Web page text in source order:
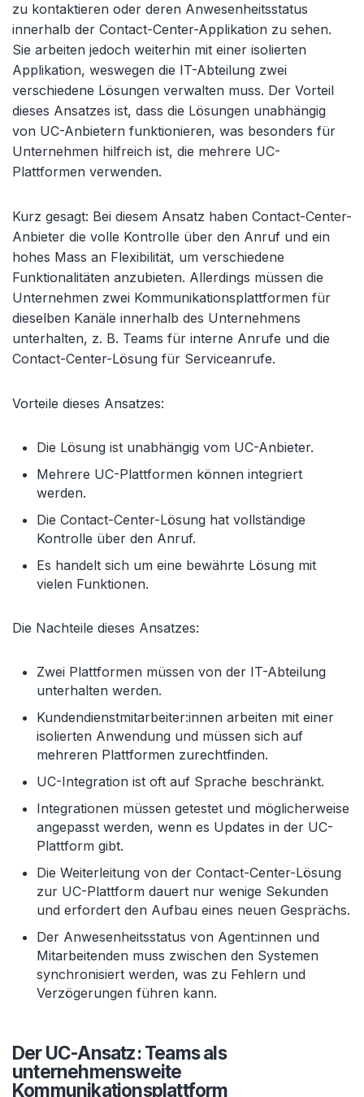
zu kontaktieren oder deren Anwesenheitsstatus
innerhalb der Contact-Center-Applikation zu sehen.
Sie arbeiten jedoch weiterhin mit einer isolierten
Applikation, weswegen die IT-Abteilung zwei
verschiedene Lösungen verwalten muss. Der Vorteil
dieses Ansatzes ist, dass die Lösungen unabhängig
von UC-Anbietern funktionieren, was besonders für
Unternehmen hilfreich ist, die mehrere UC-
Plattformen verwenden.
Kurz gesagt: Bei diesem Ansatz haben Contact-Center-
Anbieter die volle Kontrolle über den Anruf und ein
hohes Mass an Flexibilität, um verschiedene
Funktionalitäten anzubieten. Allerdings müssen die
Unternehmen zwei Kommunikationsplattformen für
dieselben Kanäle innerhalb des Unternehmens
unterhalten, z. B. Teams für interne Anrufe und die
Contact-Center-Lösung für Serviceanrufe.
Vorteile dieses Ansatzes:
Die Lösung ist unabhängig vom UC-Anbieter.
Mehrere UC-Plattformen können integriert
werden.
Die Contact-Center-Lösung hat vollständige
Kontrolle über den Anruf.
Es handelt sich um eine bewährte Lösung mit
vielen Funktionen.
Die Nachteile dieses Ansatzes:
Zwei Plattformen müssen von der IT-Abteilung
unterhalten werden.
Kundendienstmitarbeiter:innen arbeiten mit einer
isolierten Anwendung und müssen sich auf
mehreren Plattformen zurechtfinden.
UC-Integration ist oft auf Sprache beschränkt.
Integrationen müssen getestet und möglicherweise
angepasst werden, wenn es Updates in der UC-
Plattform gibt.
Die Weiterleitung von der Contact-Center-Lösung
zur UC-Plattform dauert nur wenige Sekunden
und erfordert den Aufbau eines neuen Gesprächs.
Der Anwesenheitsstatus von Agent:innen und
Mitarbeitenden muss zwischen den Systemen
synchronisiert werden, was zu Fehlern und
Verzögerungen führen kann.
Der UC-Ansatz: Teams als
unternehmensweite
Kommunikationsplattform